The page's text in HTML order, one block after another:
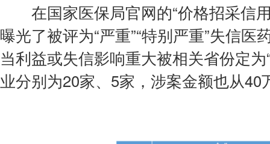
在国家医保局官网的“价格招采信
曝光了被评为“严重”“特别严重”失信医
当利益或失信影响重大被相关省份定为
业分别为20家、5家，涉案金额也从